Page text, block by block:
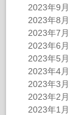
2023年9月
2023年8月
2023年7月
2023年6月
2023年5月
2023年4月
2023年3月
2023年2月
2023年1月